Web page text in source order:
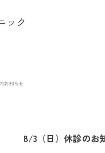
ック
お知らせ
8/3（日）休診のお